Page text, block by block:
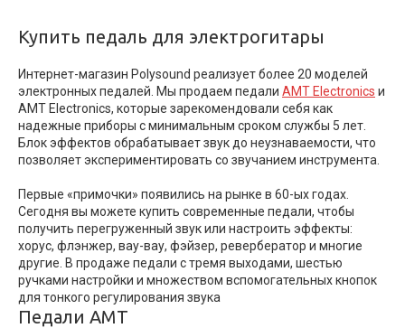
Купить педаль для электрогитары
Интернет-магазин Polysound реализует более 20 моделей
электронных педалей. Мы продаем педали AMT Electronics и
AMT Electronics, которые зарекомендовали себя как
надежные приборы с минимальным сроком службы 5 лет.
Блок эффектов обрабатывает звук до неузнаваемости, что
позволяет экспериментировать со звучанием инструмента.
Первые «примочки» появились на рынке в 60-ых годах.
Сегодня вы можете купить современные педали, чтобы
получить перегруженный звук или настроить эффекты:
хорус, флэнжер, вау-вау, фэйзер, ревербератор и многие
другие. В продаже педали с тремя выходами, шестью
ручками настройки и множеством вспомогательных кнопок
для тонкого регулирования звука
Педали AMT